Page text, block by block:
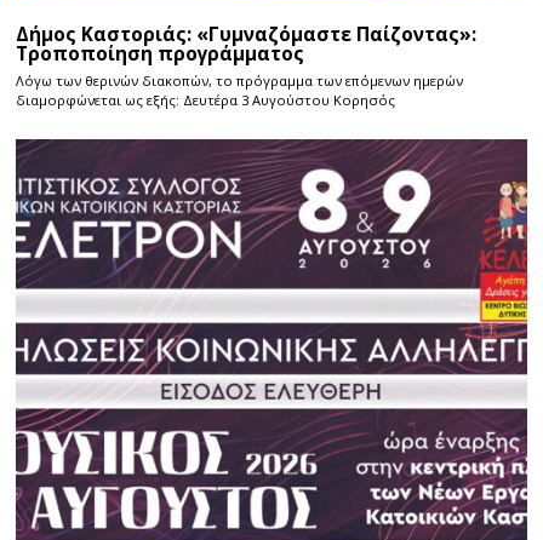
Δήμος Καστοριάς: «Γυμναζόμαστε Παίζοντας»:
Τροποποίηση προγράμματος
Λόγω των θερινών διακοπών, το πρόγραμμα των επόμενων ημερών
διαμορφώνεται ως εξής: Δευτέρα 3 Αυγούστου Κορησός